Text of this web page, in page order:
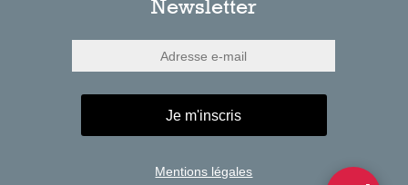
Newsletter
Je m'inscris
Mentions légales